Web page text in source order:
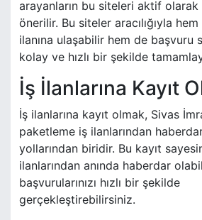
arayanların bu siteleri aktif olarak
önerilir. Bu siteler aracılığıyla
ilanına ulaşabilir hem de başvuru
kolay ve hızlı bir şekilde
İş İlanlarına Kayıt
İş ilanlarına kayıt olmak, Sivas
paketleme iş ilanlarından
yollarından biridir. Bu kayıt
ilanlarından anında haberdar
başvurularınızı hızlı bir şekilde
gerçekleştirebilirsiniz.